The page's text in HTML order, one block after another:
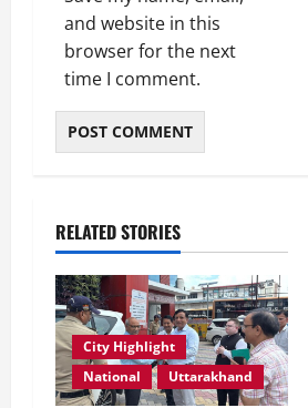
and website in this
browser for the next
time I comment.
RELATED STORIES
City Highlight
National
Uttarakhand